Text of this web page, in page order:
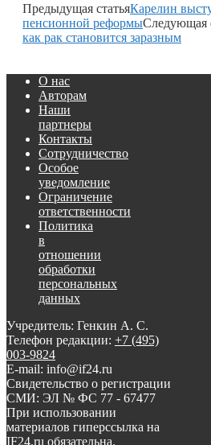
Предыдущая статьяКарелин
пенсионной реформыСледующая
как рак становится заразным
О нас
Авторам
Наши
партнеры
Контакты
Сотрудничество
Особое
уведомление
Ограничение
ответственности
Политика
в
отношении
обработки
персональных
данных
Учредитель: Генкин А. С.
Телефон редакции: +7 (495)
003-9824
E-mail: info@if24.ru
Свидетельство о регистрации
СМИ: ЭЛ № ФС 77 - 67477
При использовании
материалов гиперссылка на
IF24.ru обязательна.